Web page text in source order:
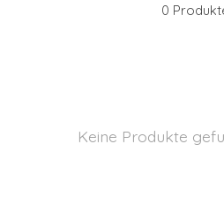
0
Keine Produkte